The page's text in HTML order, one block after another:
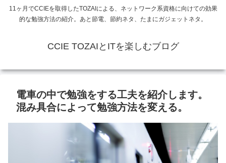
11ヶ月でCCIEを取得したTOZAIによる、ネットワーク系資格に向けての効果
的な勉強方法の紹介。あと節電、節約ネタ、たまにガジェットネタ。
CCIE TOZAIとITを楽しむブログ
電車の中で勉強をする工夫を紹介します。
混み具合によって勉強方法を変える。